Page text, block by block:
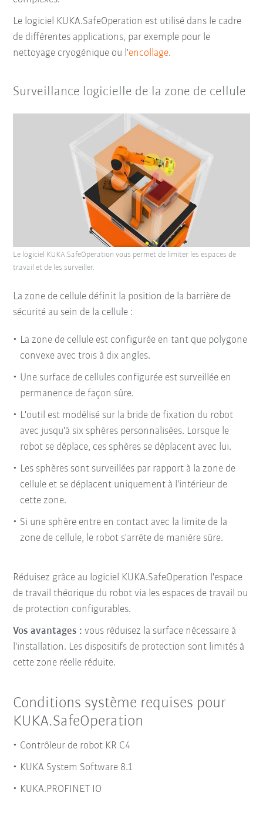
Le logiciel KUKA.SafeOperation est utilisé dans le cadre
de différentes applications, par exemple pour le
nettoyage cryogénique ou l'encollage.
Surveillance logicielle de la zone de cellule
La zone de cellule définit la position de la barrière de
sécurité au sein de la cellule :
La zone de cellule est configurée en tant que polygone
convexe avec trois à dix angles.
Une surface de cellules configurée est surveillée en
permanence de façon sûre.
L'outil est modélisé sur la bride de fixation du robot
avec jusqu'à six sphères personnalisées. Lorsque le
robot se déplace, ces sphères se déplacent avec lui.
Les sphères sont surveillées par rapport à la zone de
cellule et se déplacent uniquement à l'intérieur de
cette zone.
Si une sphère entre en contact avec la limite de la
zone de cellule, le robot s'arrête de manière sûre.
Le logiciel KUKA.SafeOperation vous permet de limiter les espaces de
travail et de les surveiller.
Réduisez grâce au logiciel KUKA.SafeOperation l'espace
de travail théorique du robot via les espaces de travail ou
de protection configurables.
Vos avantages : vous réduisez la surface nécessaire à
l'installation. Les dispositifs de protection sont limités à
cette zone réelle réduite.
Conditions système requises pour
KUKA.SafeOperation
Contrôleur de robot KR C4
KUKA System Software 8.1
KUKA.PROFINET IO